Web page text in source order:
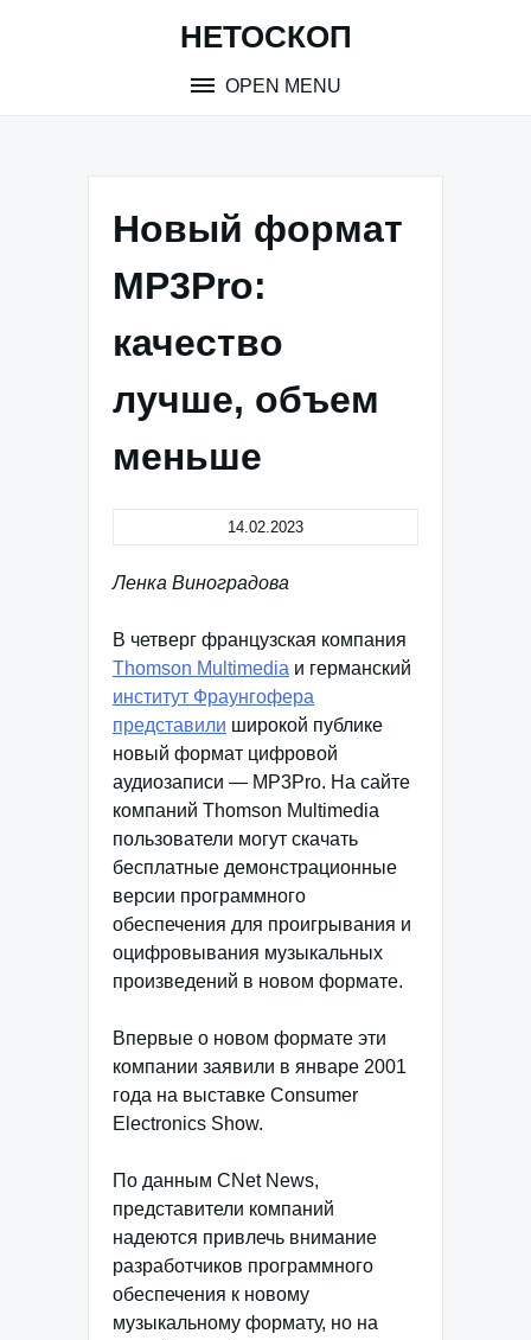
НЕТОСКОП
OPEN MENU
Новый формат
MP3Pro:
качество
лучше, объем
меньше
14.02.2023
Ленка Виноградова
В четверг французская компания
Thomson Multimedia и германский
институт Фраунгофера
представили широкой публике
новый формат цифровой
аудиозаписи — MP3Pro. На сайте
компаний Thomson Multimedia
пользователи могут скачать
бесплатные демонстрационные
версии программного
обеспечения для проигрывания и
оцифровывания музыкальных
произведений в новом формате.
Впервые о новом формате эти
компании заявили в январе 2001
года на выставке Consumer
Electronics Show.
По данным CNet News,
представители компаний
надеются привлечь внимание
разработчиков программного
обеспечения к новому
музыкальному формату, но на